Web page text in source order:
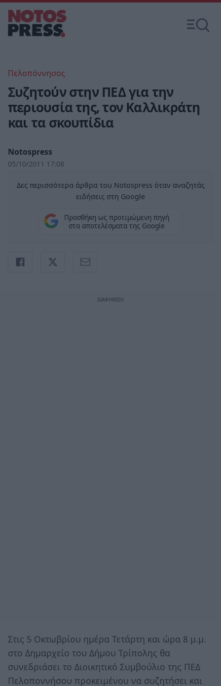
Πελοπόννησος
Συζητούν στην ΠΕΔ για την
περιουσία της, τον Καλλικράτη
και τα σκουπίδια
Notospress
05/10/2011 17:08
Δες περισσότερα άρθρα του Notospress όταν αναζητάς
ειδήσεις στη Google
Προσθήκη ως προτιμώμενη πηγή
στα αποτελέσματα της Google
Στις 5 Οκτωβρίου ημέρα Τετάρτη και ώρα 8 μ.μ.
στο Δημαρχείο του Δήμου Τρίπολης θα
συνεδριάσει το Διοικητικό Συμβούλιο της ΠΕΔ
Πελοποννήσου προκειμένου να συζητήσει και